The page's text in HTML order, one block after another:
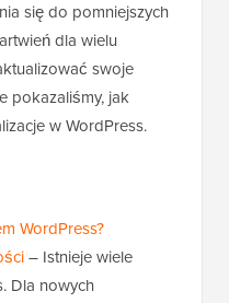
się do pomniejszych
dla wielu
swoje
pokazaliśmy, jak
w WordPress.
WordPress?
– Istnieje wiele
Dla nowych